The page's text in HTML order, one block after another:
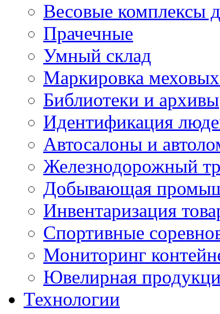
Весовые комплексы
Прачечные
Умный склад
Маркировка
Библиотеки и архивы
Идентификация
Автосалоны и
Железнодорожный
Добывающая
Инвентаризация
Спортивные
Мониторинг
Ювелирная
Технологии